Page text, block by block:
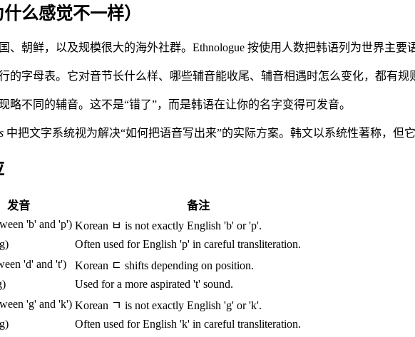
么感觉不一样）
朝鲜，以及规模很大的海外社群。Ethnologue 按使用人数把韩语列为世界主要
的字母表。它对音节长什么样、哪些辅音能收尾、辅音相遇时怎么变化，都有规
不同的辅音。这不是“错了”，而是韩语在让你的名字变得可发音。
中把文字系统视为解决“如何把语音写出来”的实际方案。韩文以系统性著称，但
发音
备注
'b' and 'p') Korean ㅂ is not exactly English 'b' or 'p'.
Often used for English 'p' in careful transliteration.
'd' and 't')
Korean ㄷ shifts depending on position.
Used for a more aspirated 't' sound.
'g' and 'k') Korean ㄱ is not exactly English 'g' or 'k'.
Often used for English 'k' in careful transliteration.